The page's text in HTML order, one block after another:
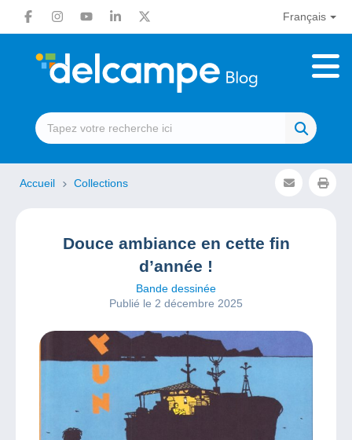
Français
Accueil Collections
Douce ambiance en cette fin
d’année !
Bande dessinée
Publié le 2 décembre 2025